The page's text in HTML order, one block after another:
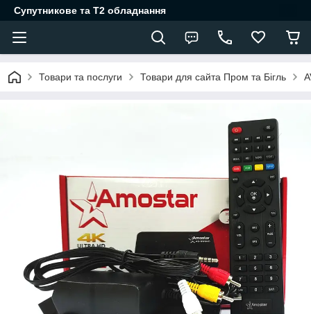
Супутникове та Т2 обладнання
Товари та послуги Товари для сайта Пром та Бігль